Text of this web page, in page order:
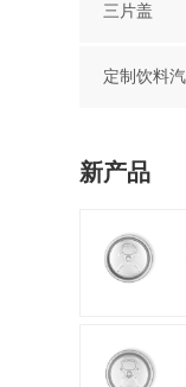
三片盖
定制饮料
新产品